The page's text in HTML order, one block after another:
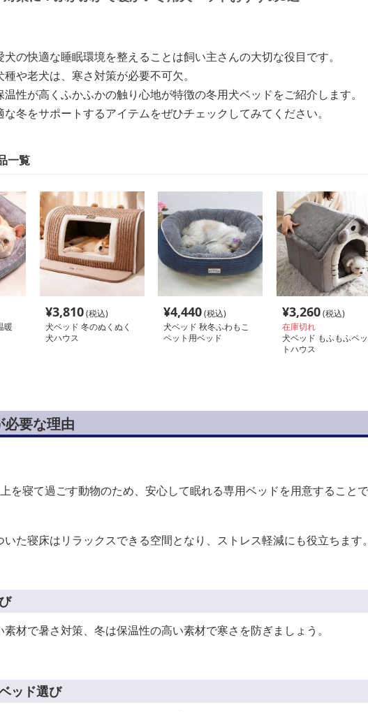
の快適な睡眠環境を整えることは飼い主さんの大切な役目です。
や老犬は、寒さ対策が必要不可欠。
性が高くふかふかの触り心地が特徴の冬用犬ベッドをご紹介します。
冬をサポートするアイテムをぜひチェックしてみてください。
一覧
暖
¥3,810(税込)
犬ベッド 冬のぬくぬく
犬ハウス
¥4,440(税込)
犬ベッド 秋冬ふわもこ
ペット用ベッド
¥3,260(税込)
在庫切れ
犬ベッド もふもふペッ
トハウス
必要な理由
を寝て過ごす動物のため、安心して眠れる専用ベッドを用意すること
た寝床はリラックスできる空間となり、ストレス軽減にも役立ちます。
材で暑さ対策、冬は保温性の高い素材で寒さを防ぎましょう。
ッド選び